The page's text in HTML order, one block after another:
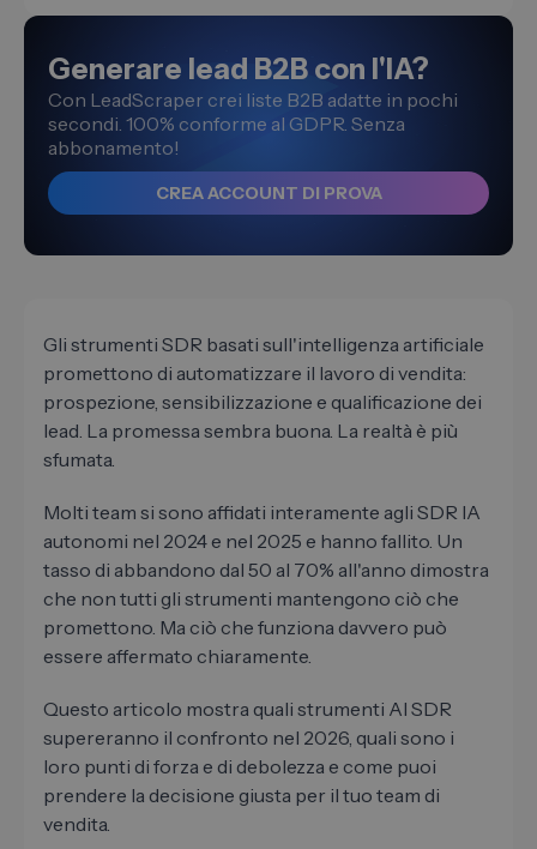
Generare lead B2B con l'IA?
Con LeadScraper crei liste B2B adatte in pochi
secondi. 100% conforme al GDPR. Senza
abbonamento!
CREA ACCOUNT DI PROVA
Gli strumenti SDR basati sull'intelligenza artificiale
promettono di automatizzare il lavoro di vendita:
prospezione, sensibilizzazione e qualificazione dei
lead. La promessa sembra buona. La realtà è più
sfumata.
Molti team si sono affidati interamente agli SDR IA
autonomi nel 2024 e nel 2025 e hanno fallito. Un
tasso di abbandono dal 50 al 70% all'anno dimostra
che non tutti gli strumenti mantengono ciò che
promettono. Ma ciò che funziona davvero può
essere affermato chiaramente.
Questo articolo mostra quali strumenti AI SDR
supereranno il confronto nel 2026, quali sono i
loro punti di forza e di debolezza e come puoi
prendere la decisione giusta per il tuo team di
vendita.